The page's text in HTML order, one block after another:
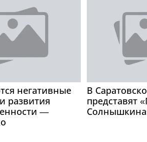
негативные
развития
—
В
представят